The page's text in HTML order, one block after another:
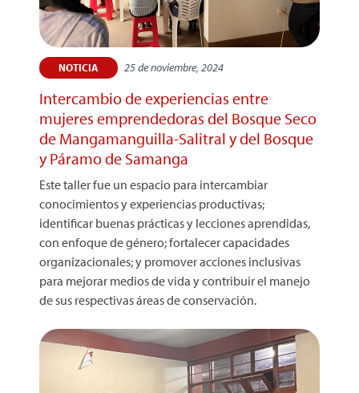
NOTICIA 25 de noviembre, 2024
Intercambio de experiencias entre
mujeres emprendedoras del Bosque Seco
de Mangamanguilla-Salitral y del Bosque
y Páramo de Samanga
Este taller fue un espacio para intercambiar
conocimientos y experiencias productivas;
identificar buenas prácticas y lecciones aprendidas,
con enfoque de género; fortalecer capacidades
organizacionales; y promover acciones inclusivas
para mejorar medios de vida y contribuir el manejo
de sus respectivas áreas de conservación.